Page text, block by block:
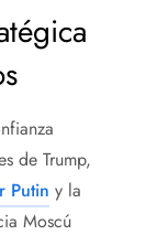
de Trump,
Putin y la
Moscú